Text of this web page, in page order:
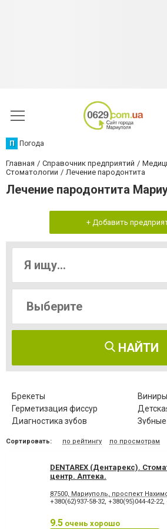
П Погода
Главная Справочник предприятий
Стоматологии
Лечение пародонтита
Лечение пародонтита
+ Добавить
НАЙТИ
Брекеты
Виниры
Герметизация фиссур
Диагностика зубов
Клиновидный дефект зубов
Коронка безметалловая
цельнокерамическая
стоматологии
Сортировать: по рейтингу по просмотрам
DENTAREX (Дентарекс).
центр. Аптeкa.
87500, Мариуполь, проспект
+380(62)937-58-32, +380(95)044-42-22,
9.5 очень хорошо